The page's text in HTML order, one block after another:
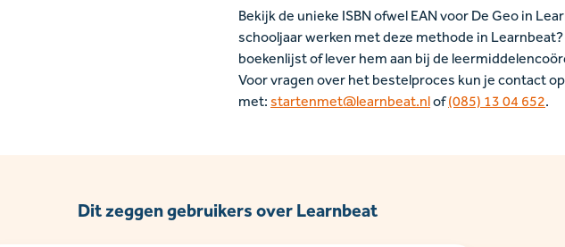
Bekijk de unieke ISBN ofwel EAN voor De Geo in
schooljaar werken met deze methode in Learnbeat?
boekenlijst of lever hem aan bij de
Voor vragen over het bestelproces kun je contact
met: startenmet@learnbeat.nlof(085) 13 04 652.
Dit zeggen gebruikers over Learnbeat